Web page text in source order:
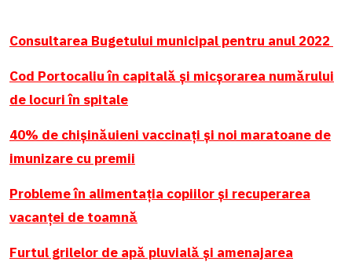
Consultarea Bugetului municipal pentru anul 2022
Cod Portocaliu în capitală și micșorarea numărului
de locuri în spitale
40% de chișinăuieni vaccinați și noi maratoane de
imunizare cu premii
Probleme în alimentația copiilor și recuperarea
vacanței de toamnă
Furtul grilelor de apă pluvială și amenajarea